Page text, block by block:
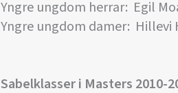
Yngre ungdom herrar: Egil
Yngre ungdom damer: Hillevi
Sabelklasser i Masters 2010-